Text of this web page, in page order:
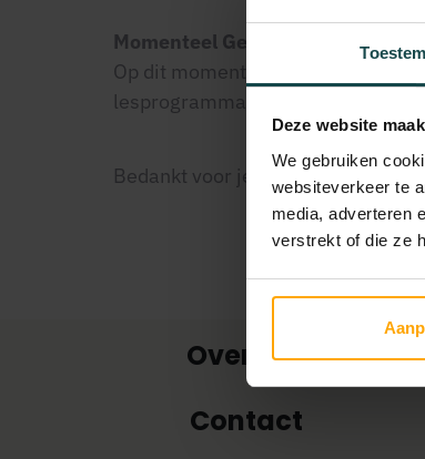
Deze website
We gebruiken
websiteverkeer te
media, adverteren
verstrekt of die ze
Momenteel Geen Cursussen
Op dit moment bieden wij helaas
lesprogramma's.
Bedankt voor je interesse en begrip!
Over ons
Contact